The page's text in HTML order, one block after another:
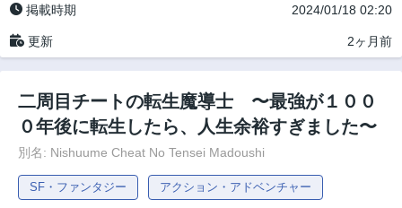
掲載時期 2024/01/18 02:20
更新 2ヶ月前
二周目チートの転生魔導士 〜最強が１００
０年後に転生したら、人生余裕すぎました〜
別名: Nishuume Cheat No Tensei Madoushi
SF・ファンタジー アクション・アドベンチャー